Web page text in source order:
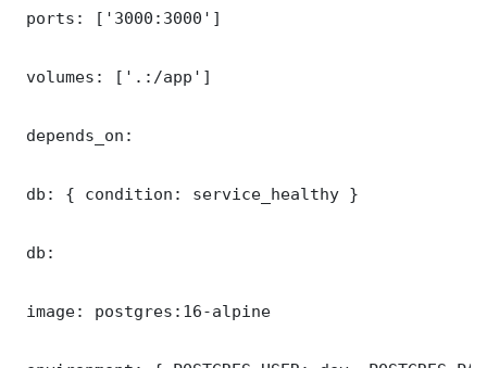
ports: ['3000:3000']
volumes: ['.:/app']
depends_on:
db: { condition: service_healthy }
db:
image: postgres:16-alpine